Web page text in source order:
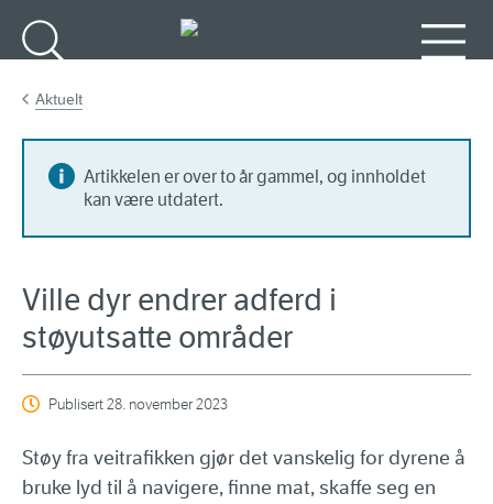
Aktuelt
Artikkelen er over to år gammel, og innholdet
kan være utdatert.
Ville dyr endrer adferd i
støyutsatte områder
Publisert28. november 2023
Støy fra veitrafikken gjør det vanskelig for dyrene å
bruke lyd til å navigere, finne mat, skaffe seg en